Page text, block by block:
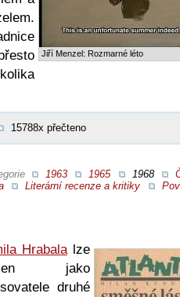
Jiří Menzel: Rozmarné léto
15788x přečteno
1963 1965 1968
Literární recenze a kritiky
Hrabala lze
jako
druhé